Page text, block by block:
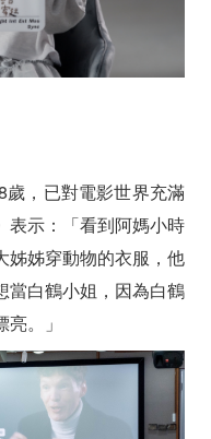
，已對電影世界充滿
表示：「看到阿媽小時
姊姊穿動物的衣服，他
當白鶴小姐，因為白鶴
。」